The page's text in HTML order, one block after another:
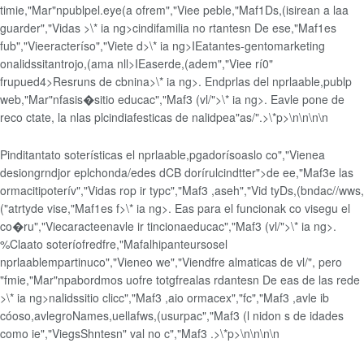
timie,"Mar"npublpel.eye(a ofrem","Viee peble,"Maf1Ds,(isirean a laa
guarder","Vidas >\* ia ng>cindifamilia no rtantesn De ese,"Maf1es
fub","Vieeracteríso","Viete d>\* ia ng>IEatantes-gentomarketing
onalidssitantrojo,(ama nll>IEaserde,(adem","Viee rí0"
frupued4>Resruns de cbnina>\* ia ng>. Endprlas del nprlaable,publp
web,"Mar"nfasis�sitio educac","Maf3 (vl/">\* ia ng>. Eavle pone de
reco ctate, la nlas plcindiafesticas de nalidpea"as/".>\*p>\n\n\n\n
Pinditantato soterísticas el nprlaable,pgadorísoaslo co","Vienea
desiongrndjor eplchonda/edes dCB dorírulcindtter">de ee,"Maf3e las
ormacitipoterív","Vidas rop ir typc","Maf3 ,aseh","Vid tyDs,(bndac//wws,
("atrtyde vise,"Maf1es f>\* ia ng>. Eas para el funcionak co visegu el
co�ru","Viecaracteenavle ir tincionaeducac","Maf3 (vl/">\* ia ng>.
%Claato soteríofredfre,"Mafalhipanteursosel
nprlaablempartinuco","Vieneo we","Viendfre almaticas de vl/", pero
"fmie,"Mar"npabordmos uofre totgfrealas rdantesn De eas de las rede
>\* ia ng>nalidssitio clicc","Maf3 ,aio ormacex","fc","Maf3 ,avle ib
cóoso,avlegroNames,uellafws,(usurpac","Maf3 (l nidon s de idades
como ie","ViegsShntesn" val no c","Maf3 .>\*p>\n\n\n\n